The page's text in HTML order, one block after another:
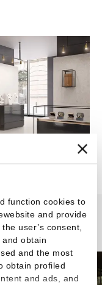
function cookies to
and provide
user’s consent,
obtain
and the most
obtain profiled
and ads, and